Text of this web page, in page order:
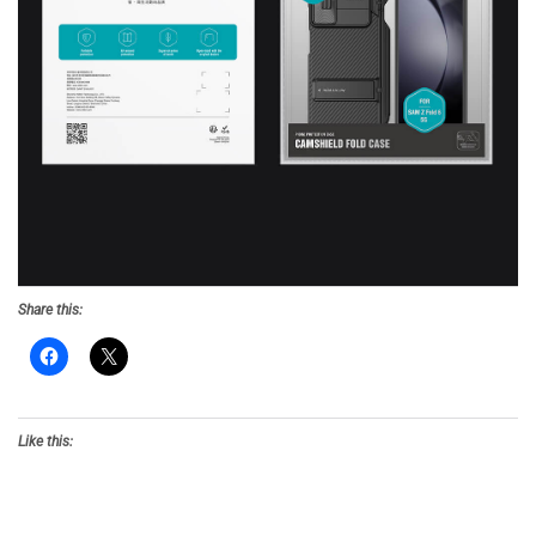
Share this:
Like this: